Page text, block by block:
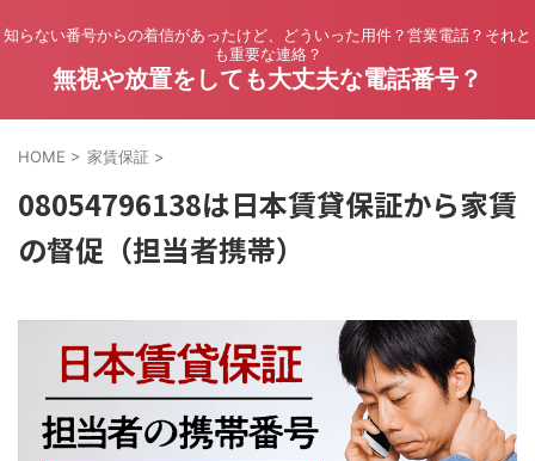
知らない番号からの着信があったけど、どういった用件？営業電話？それと
も重要な連絡？
無視や放置をしても大丈夫な電話番号？
HOME > 家賃保証 >
08054796138は日本賃貸保証から家賃
の督促（担当者携帯）